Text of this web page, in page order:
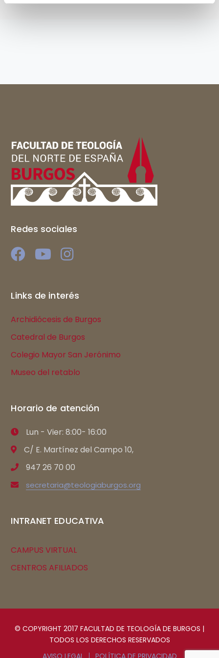
Redes sociales
Links de interés
Archidiócesis de Burgos
Catedral de Burgos
Colegio Mayor San Jerónimo
Museo del retablo
Horario de atención
Lun - Vier: 8:00- 16:00
C/ E. Martínez del Campo 10,
947 26 70 00
secretaria@teologiaburgos.org
INTRANET EDUCATIVA
CAMPUS VIRTUAL
CENTROS AFILIADOS
© COPYRIGHT 2017 FACULTAD DE TEOLOGÍA DE BURGOS |
TODOS LOS DERECHOS RESERVADOS
AVISO LEGAL
POLÍTICA DE PRIVACIDAD